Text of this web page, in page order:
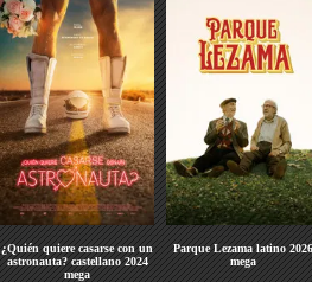
¿Quién quiere casarse con un
astronauta? castellano 2024
mega
Parque Lezama latino 2026
mega